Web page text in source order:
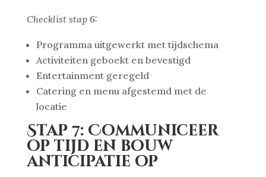
Checklist stap 6:
Programma uitgewerkt met tijdschema
Activiteiten geboekt en bevestigd
Entertainment geregeld
Catering en menu afgestemd met de
locatie
Stap 7: Communiceer
op tijd en bouw
anticipatie op